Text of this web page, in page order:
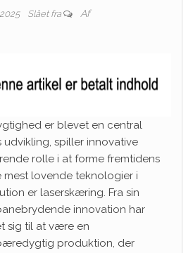
Slået fra Af
er blevet en central
udvikling, spiller innovative
rolle i at forme fremtidens
mest lovende teknologier i
er laserskæring. Fra sin
innovation har
sig til at være en
produktion, der